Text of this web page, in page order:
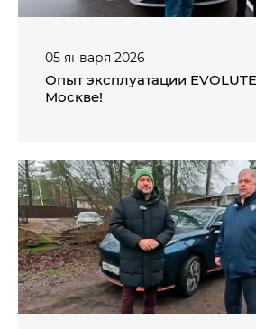
05 января 2026
Опыт эксплуатации EVOLUTE
Москве!